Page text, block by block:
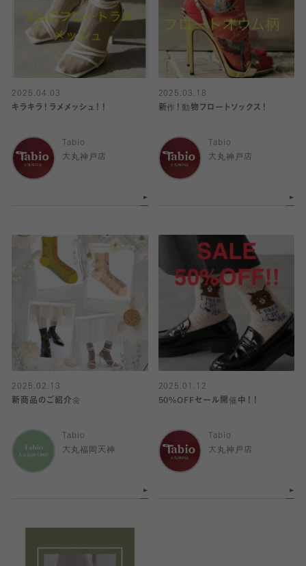
2025.04.03
キラキラ！ラメメッシュ！！
Tabio
大丸神戸店
2025.03.18
新作！動物フロートソックス！
Tabio
大丸神戸店
2025.02.13
新商品のご紹介🌼
Tabio
大丸福岡天神
2025.01.12
50%OFFセール開催中！！
Tabio
大丸神戸店